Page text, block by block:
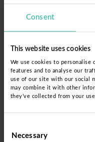
Consent
This website uses cookies
We use cookies to personalise
features and to analyse our
use of our site with our social
may combine it with other
they’ve collected from your
Selection
Necessary